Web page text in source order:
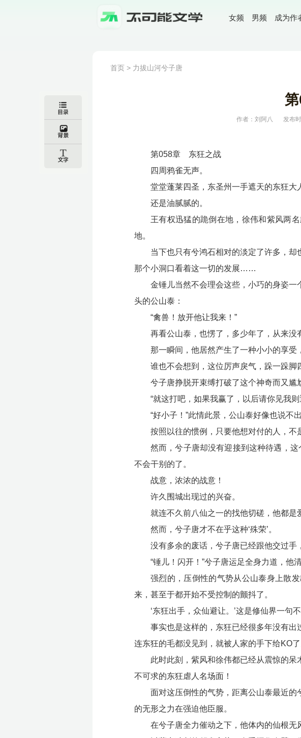
女频 男频 成为作
首页 > 力拔山河兮子唐
作者：刘阿八 发布
第058章 东狂之战
四周鸦雀无声。
堂堂蓬莱四圣，东圣州一手遮天的东狂
还是油腻腻的。
王有权迅猛的跪倒在地，徐伟和紫风两
地。
当下也只有兮鸿石相对的淡定了许多，
那个小洞口看着这一切的发展……
金锤儿当然不会理会这些，小巧的身姿
头的公山泰：
“禽兽！放开他让我来！”
再看公山泰，也愣了，多少年了，从来没
那一瞬间，他居然产生了一种小小的享受
谁也不会想到，这位厉声戾气，跺一跺
兮子唐挣脱开束缚打破了这个神奇而又尴
“就这打吧，如果我赢了，以后请你见我
“好小子！”此情此景，公山泰好像也说不
按照以往的惯例，只要他想对付的人，
然而，兮子唐却没有迎接到这种待遇，
不会干别的了。
战意，浓浓的战意！
许久围城出现过的兴奋。
就连不久前八仙之一的找他切磋，他都是
然而，兮子唐才不在乎这种‘殊荣’。
没有多余的废话，兮子唐已经跟他交过手
“锤儿！闪开！”兮子唐运足全身力道，他
强烈的，压倒性的气势从公山泰身上散
来，甚至于都开始不受控制的颤抖了。
‘东狂出手，众仙避让。’这是修仙界一句
事实也是这样的，东狂已经很多年没有
连东狂的毛都没见到，就被人家的手下给KO了
此时此刻，紫风和徐伟都已经从震惊的
不可求的东狂虐人名场面！
面对这压倒性的气势，距离公山泰最近
的无形之力在强迫他臣服。
在兮子唐全力催动之下，他体内的仙根无